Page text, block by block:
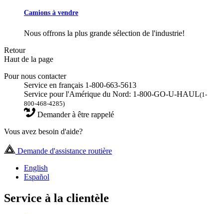
Camions à vendre
Nous offrons la plus grande sélection de l'industrie!
Retour
Haut de la page
Pour nous contacter
Service en français 1-800-663-5613
Service pour l'Amérique du Nord: 1-800-GO-U-HAUL(1-
800-468-4285)
Demander à être rappelé
Vous avez besoin d'aide?
Demande d'assistance routière
English
Español
Service à la clientèle